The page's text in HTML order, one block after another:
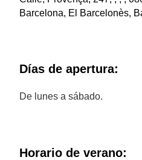
Barcelona, El Barcelonès,
Días de apertura:
De lunes a sábado.
Horario de verano: